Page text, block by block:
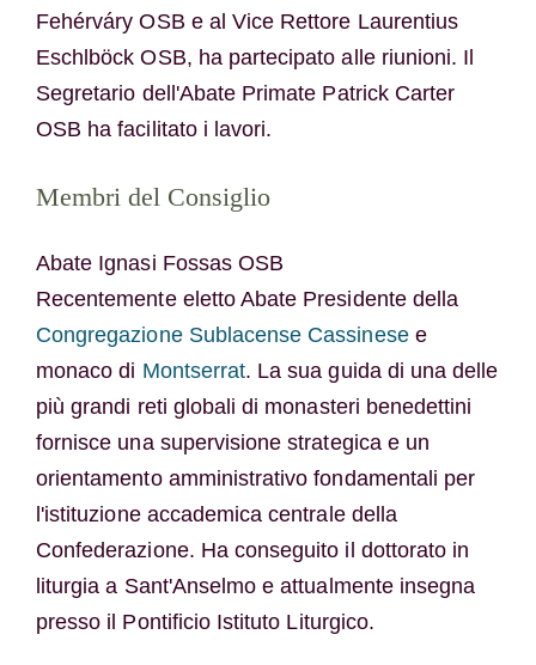
Fehérváry OSB e al Vice Rettore Laurentius
Eschlböck OSB, ha partecipato alle riunioni. Il
Segretario dell'Abate Primate Patrick Carter
OSB ha facilitato i lavori.
Membri del Consiglio
Abate Ignasi Fossas OSB
Recentemente eletto Abate Presidente della
Congregazione Sublacense Cassinesee
monaco di Montserrat. La sua guida di una delle
più grandi reti globali di monasteri benedettini
fornisce una supervisione strategica e un
orientamento amministrativo fondamentali per
l'istituzione accademica centrale della
Confederazione. Ha conseguito il dottorato in
liturgia a Sant'Anselmo e attualmente insegna
presso il Pontificio Istituto Liturgico.